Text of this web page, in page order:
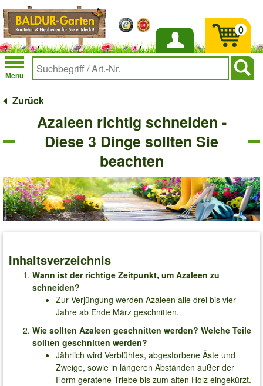
Anmelden
Menu
0
Zurück
Azaleen richtig schneiden -
Diese 3 Dinge sollten Sie
beachten
Inhaltsverzeichnis
Wann ist der richtige Zeitpunkt, um Azaleen zu
schneiden?
Zur Verjüngung werden Azaleen alle drei bis vier
Jahre ab Ende März geschnitten.
Wie sollten Azaleen geschnitten werden? Welche Teile
sollten geschnitten werden?
Jährlich wird Verblühtes, abgestorbene Äste und
Zweige, sowie in längeren Abständen außer der
Form geratene Triebe bis zum alten Holz eingekürzt.